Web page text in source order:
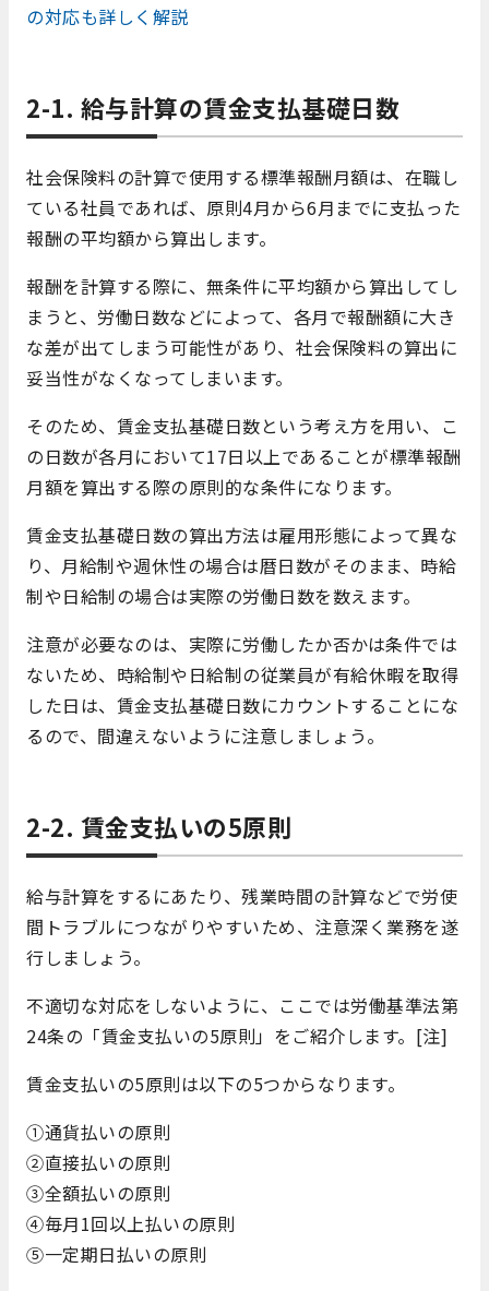
の対応も詳しく解説
2-1. 給与計算の賃金支払基礎日数
社会保険料の計算で使用する標準報酬月額は、在職し
ている社員であれば、原則4月から6月までに支払った
報酬の平均額から算出します。
報酬を計算する際に、無条件に平均額から算出してし
まうと、労働日数などによって、各月で報酬額に大き
な差が出てしまう可能性があり、社会保険料の算出に
妥当性がなくなってしまいます。
そのため、賃金支払基礎日数という考え方を用い、こ
の日数が各月において17日以上であることが標準報酬
月額を算出する際の原則的な条件になります。
賃金支払基礎日数の算出方法は雇用形態によって異な
り、月給制や週休性の場合は暦日数がそのまま、時給
制や日給制の場合は実際の労働日数を数えます。
注意が必要なのは、実際に労働したか否かは条件では
ないため、時給制や日給制の従業員が有給休暇を取得
した日は、賃金支払基礎日数にカウントすることにな
るので、間違えないように注意しましょう。
2-2. 賃金支払いの5原則
給与計算をするにあたり、残業時間の計算などで労使
間トラブルにつながりやすいため、注意深く業務を遂
行しましょう。
不適切な対応をしないように、ここでは労働基準法第
24条の「賃金支払いの5原則」をご紹介します。[注]
賃金支払いの5原則は以下の5つからなります。
①通貨払いの原則
②直接払いの原則
③全額払いの原則
④毎月1回以上払いの原則
⑤一定期日払いの原則